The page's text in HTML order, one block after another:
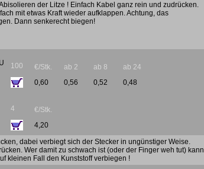
der Litze ! Einfach Kabel ganz rein und zudrücken.
mit etwas Kraft wieder aufklappen. Achtung, das
Dann senkerecht biegen!
100
€/Stk.
0,60
ab 2
0,56
ab 8
0,52
ab 24
0,48
4
€/Stk.
4,20
dabei verbiegt sich der Stecker in ungünstiger Weise.
Wer damit zu schwach ist (oder der Finger weh tut) kann
kleinen Fall den Kunststoff verbiegen !